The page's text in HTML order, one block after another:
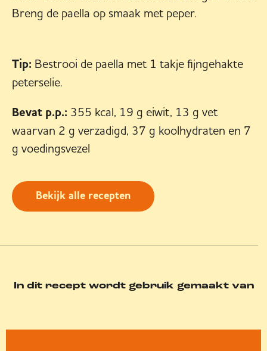
Breng de paella op smaak met peper.
Tip: Bestrooi de paella met 1 takje fijngehakte
peterselie.
Bevat p.p.: 355 kcal, 19 g eiwit, 13 g vet
waarvan 2 g verzadigd, 37 g koolhydraten en 7
g voedingsvezel
Bekijk alle recepten
In dit recept wordt gebruik gemaakt van